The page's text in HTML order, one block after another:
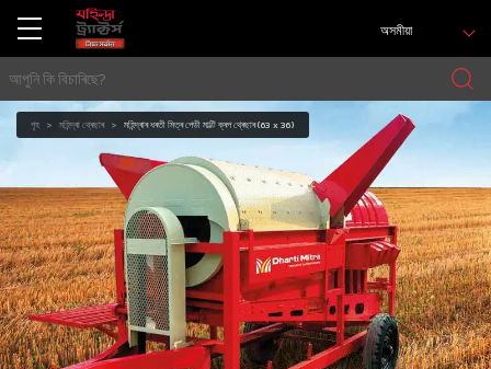
অসমীয়া
গৃহ মহিন্দ্ৰা থ্ৰেছাৰ মহিন্দ্ৰাৰ ধৰতী মিত্ৰ পেডী মাল্টি ক্ৰপ থ্ৰেছাৰ (63 x 36)